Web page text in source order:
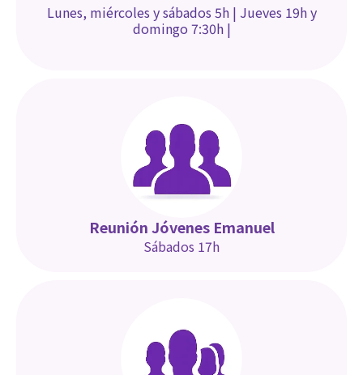
Lunes, miércoles y sábados 5h | Jueves 19h y
domingo 7:30h |
Reunión Jóvenes Emanuel
Sábados 17h